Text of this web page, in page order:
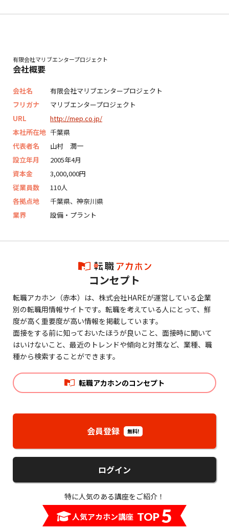
有限会社マリブエンタープロジェクト
会社概要
会社名
有限会社マリブエンタープロジェクト
フリガナ
マリブエンタープロジェクト
URL
http://mep.co.jp/
本社所在地 千葉県
代表者名
山村 潤一
設立年月
2005年4月
資本金
3,000,000円
従業員数
110人
各拠点地
千葉県、神奈川県
業界
設備・プラント
コンセプト
転職アカホン（赤本）は、株式会社HAREが運営している企業
別の転職用情報サイトです。転職を考えている人にとって、鮮
度が高く重要度が高い情報を掲載しています。
面接をする前に知っておいたほうが良いこと、面接時に聞いて
はいけないこと、最近のトレンドや傾向と対策など、業種、職
種から検索することができます。
転職アカホンのコンセプト
会員登録 無料!
ログイン
特に人気のある講座をご紹介！
人気アカホン講座 TOP5